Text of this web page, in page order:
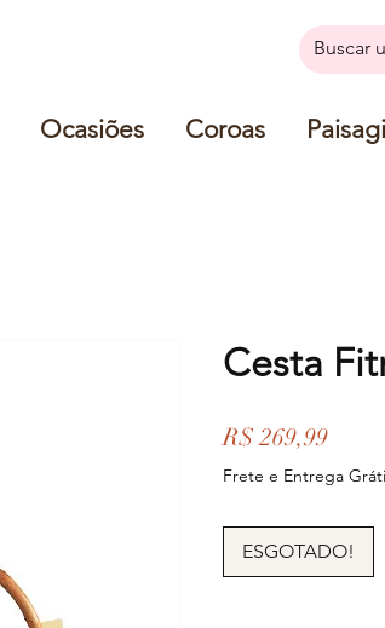
Ocasiões Coroas
Cesta
R$ 269,99Preço
Frete e Entrega
ESGOTADO!